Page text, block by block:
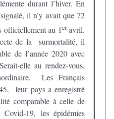
durant l’hiver. En
il n’y avait que 72
officiellement au 1eravril.
de la surmortalité, il
de l’année 2020 avec
elle au rendez-vous,
Les Français
leur pays a enregistré
comparable à celle de
19, les épidémies